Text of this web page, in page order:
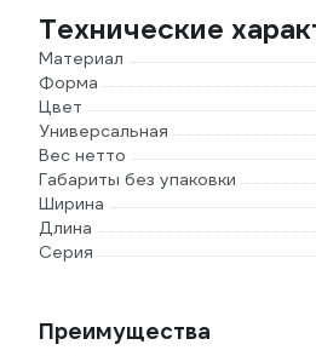
Технические
Материал
Форма
Цвет
Универсальная
Вес нетто
Габариты без упаковки
Ширина
Длина
Серия
Преимущества